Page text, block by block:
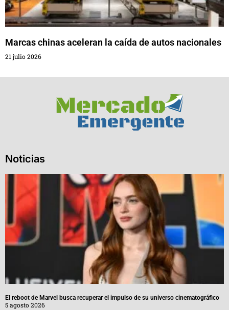
Marcas chinas aceleran la caída de autos nacionales
21 julio 2026
Noticias
El reboot de Marvel busca recuperar el impulso de su universo cinematográfico
5 agosto 2026